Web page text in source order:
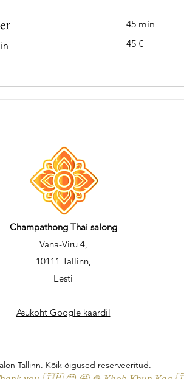
45 min
eurot
45 €
Champathong Thai salong
Vana-Viru 4,
10111 Tallinn,
Eesti
Asukoht Google kaardil
Tallinn. Kõik õigused reserveeritud.